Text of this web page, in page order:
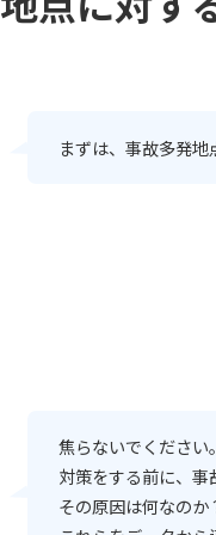
まずは、事故多発地
焦らないでください。
対策をする前に、事
その原因は何なのか